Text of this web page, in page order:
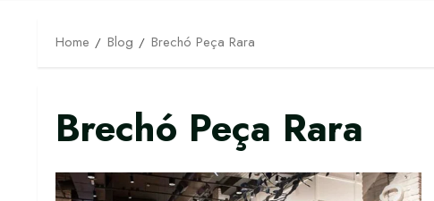
Home Blog Brechó Peça Rara
Brechó Peça Rara